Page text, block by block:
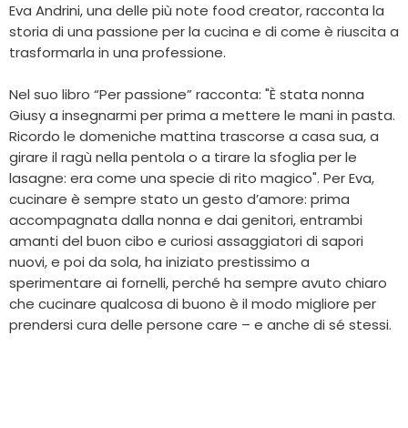
Eva Andrini, una delle più note food creator, racconta la
storia di una passione per la cucina e di come è riuscita a
trasformarla in una professione.
Nel suo libro “Per passione” racconta: "È stata nonna
Giusy a insegnarmi per prima a mettere le mani in pasta.
Ricordo le domeniche mattina trascorse a casa sua, a
girare il ragù nella pentola o a tirare la sfoglia per le
lasagne: era come una specie di rito magico". Per Eva,
cucinare è sempre stato un gesto d’amore: prima
accompagnata dalla nonna e dai genitori, entrambi
amanti del buon cibo e curiosi assaggiatori di sapori
nuovi, e poi da sola, ha iniziato prestissimo a
sperimentare ai fornelli, perché ha sempre avuto chiaro
che cucinare qualcosa di buono è il modo migliore per
prendersi cura delle persone care – e anche di sé stessi.